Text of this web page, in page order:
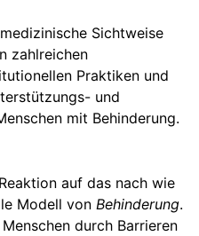
Sichtweise
zahlreichen
Praktiken und
und
mit Behinderung.
auf das nach wie
Modell von Behinderung.
durch Barrieren